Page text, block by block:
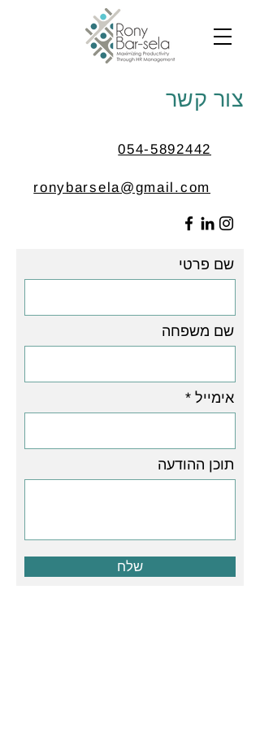
צור קשר
054-5892442
ronybarsela@gmail.com
שם פרטי
שם משפחה
אימייל
תוכן ההודעה
שלח